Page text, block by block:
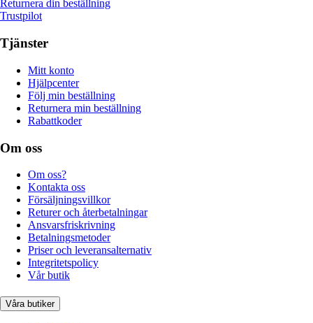
Returnera din beställning
Trustpilot
Tjänster
Mitt konto
Hjälpcenter
Följ min beställning
Returnera min beställning
Rabattkoder
Om oss
Om oss?
Kontakta oss
Försäljningsvillkor
Returer och återbetalningar
Ansvarsfriskrivning
Betalningsmetoder
Priser och leveransalternativ
Integritetspolicy
Vår butik
Våra butiker